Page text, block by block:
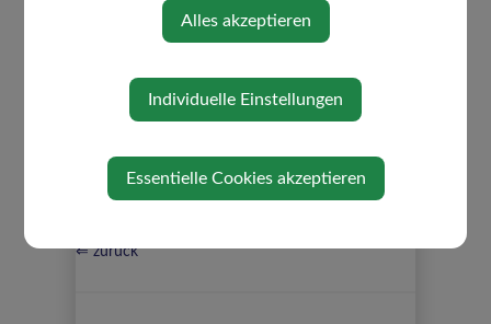
Finanzen und Zivilschutz
Kultur, Jugend und Vereine
Schule, Kindergarten und Familie
Zivilschutzbeauftragter
⇐ zurück
Alles akzeptieren
Individuelle Einstellungen
Essentielle Cookies akzeptieren